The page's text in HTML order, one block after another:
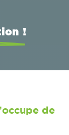
!
de